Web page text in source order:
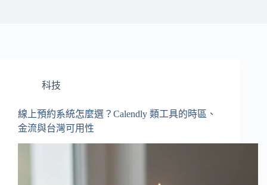
科技
線上預約系統怎麼選？Calendly 類工具的時區、
金流與台灣可用性